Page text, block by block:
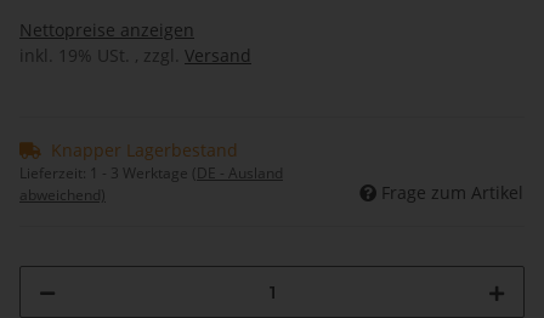
Nettopreise anzeigen
inkl. 19% USt. , zzgl. Versand
Knapper Lagerbestand
Lieferzeit: 1 - 3 Werktage (DE - Ausland
abweichend)
Frage zum Artikel